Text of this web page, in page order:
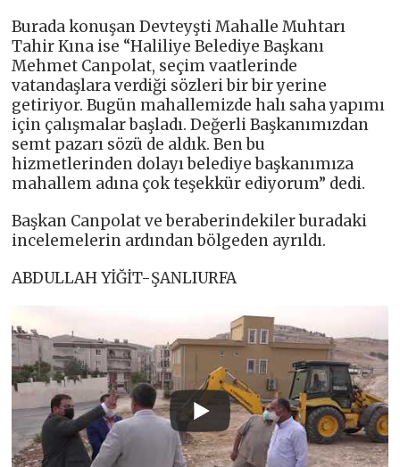
Burada konuşan Devteyşti Mahalle Muhtarı
Tahir Kına ise “Haliliye Belediye Başkanı
Mehmet Canpolat, seçim vaatlerinde
vatandaşlara verdiği sözleri bir bir yerine
getiriyor. Bugün mahallemizde halı saha yapımı
için çalışmalar başladı. Değerli Başkanımızdan
semt pazarı sözü de aldık. Ben bu
hizmetlerinden dolayı belediye başkanımıza
mahallem adına çok teşekkür ediyorum” dedi.
Başkan Canpolat ve beraberindekiler buradaki
incelemelerin ardından bölgeden ayrıldı.
ABDULLAH YİĞİT-ŞANLIURFA